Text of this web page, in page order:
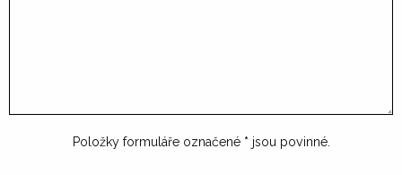
Položky formuláře označené * jsou povinné.